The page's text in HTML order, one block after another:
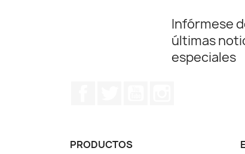
Infórmese
últimas
especiales
PRODUCTOS